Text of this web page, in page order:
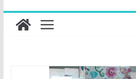
funkcjonująca